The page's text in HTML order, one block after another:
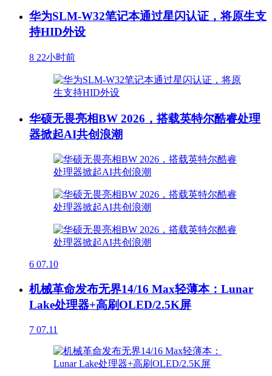
华为SLM-W32笔记本通过星闪认证，将原生支
持HID外设
8 22小时前
华硕无畏亮相BW 2026，搭载英特尔酷睿处理
器掀起AI共创浪潮
6 07.10
机械革命发布无界14/16 Max轻薄本：Lunar
Lake处理器+高刷OLED/2.5K屏
7 07.11